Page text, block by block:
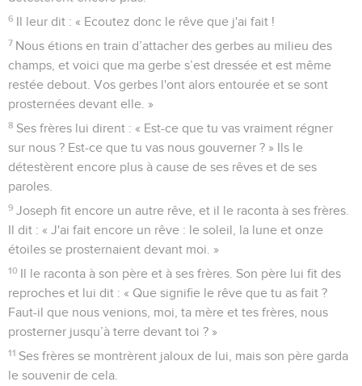
6 Il leur dit : « Ecoutez donc le rêve que j'ai fait !
7 Nous étions en train d’attacher des gerbes au milieu des
champs, et voici que ma gerbe s’est dressée et est même
restée debout. Vos gerbes l'ont alors entourée et se sont
prosternées devant elle. »
8 Ses frères lui dirent : « Est-ce que tu vas vraiment régner
sur nous ? Est-ce que tu vas nous gouverner ? » Ils le
détestèrent encore plus à cause de ses rêves et de ses
paroles.
9 Joseph fit encore un autre rêve, et il le raconta à ses frères.
Il dit : « J'ai fait encore un rêve : le soleil, la lune et onze
étoiles se prosternaient devant moi. »
10 Il le raconta à son père et à ses frères. Son père lui fit des
reproches et lui dit : « Que signifie le rêve que tu as fait ?
Faut-il que nous venions, moi, ta mère et tes frères, nous
prosterner jusqu’à terre devant toi ? »
11 Ses frères se montrèrent jaloux de lui, mais son père garda
le souvenir de cela.